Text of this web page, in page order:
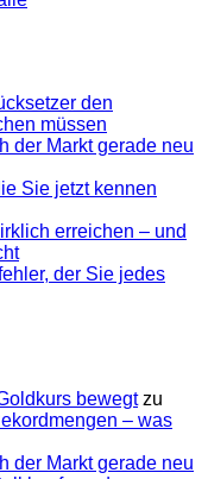
den
müssen
der Markt gerade neu
Sie jetzt kennen
erreichen – und
der Sie jedes
bewegtzu
– was
der Markt gerade neu